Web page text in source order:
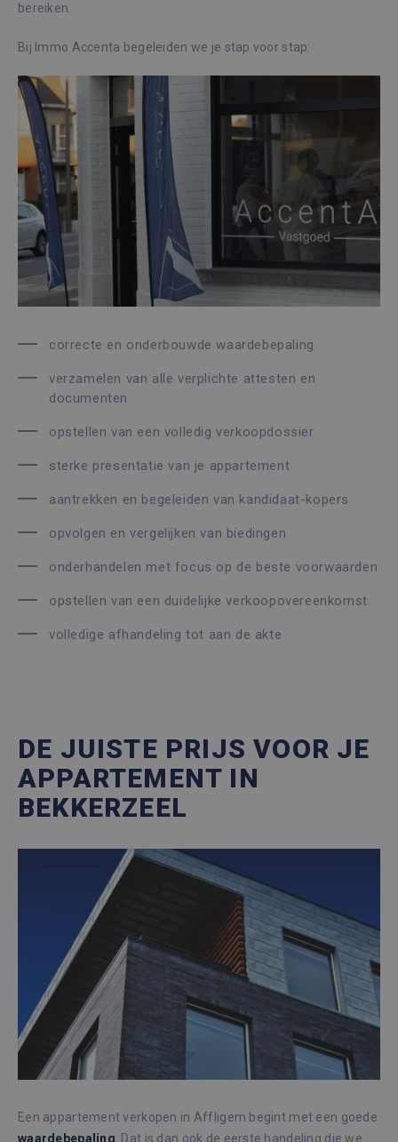
bereiken.
Bij Immo Accenta begeleiden we je stap voor stap:
correcte en onderbouwde waardebepaling
verzamelen van alle verplichte attesten en
documenten
opstellen van een volledig verkoopdossier
sterke presentatie van je appartement
aantrekken en begeleiden van kandidaat-kopers
opvolgen en vergelijken van biedingen
onderhandelen met focus op de beste voorwaarden
opstellen van een duidelijke verkoopovereenkomst
volledige afhandeling tot aan de akte
DE JUISTE PRIJS VOOR JE
APPARTEMENT IN
BEKKERZEEL
Een appartement verkopen in Affligem begint met een goede
waardebepaling . Dat is dan ook de eerste handeling die we